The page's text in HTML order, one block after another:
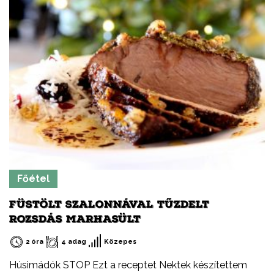
Főétel
FÜSTÖLT SZALONNÁVAL TŰZDELT
ROZSDÁS MARHASÜLT
2 óra 4 adag Közepes
Húsimádók STOP Ezt a receptet Nektek készítettem